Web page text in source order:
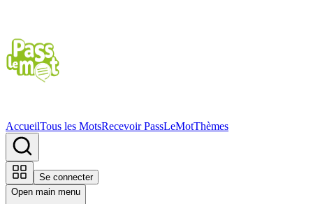
AccueilTous les MotsRecevoir PassLeMotThèmes
Se connecter
Open main menu